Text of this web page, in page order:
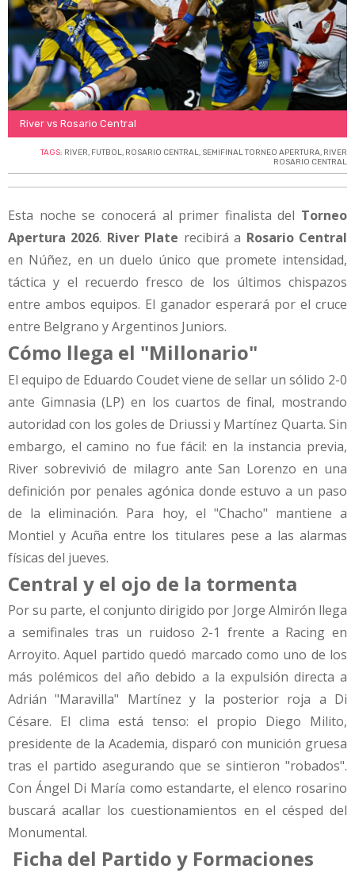
River vs Rosario Central
TAGS: RIVER, FUTBOL, ROSARIO CENTRAL, SEMIFINAL TORNEO APERTURA, RIVER
ROSARIO CENTRAL
Esta noche se conocerá al primer finalista del Torneo
Apertura 2026. River Plate recibirá a Rosario Central
en Núñez, en un duelo único que promete intensidad,
táctica y el recuerdo fresco de los últimos chispazos
entre ambos equipos. El ganador esperará por el cruce
entre Belgrano y Argentinos Juniors.
Cómo llega el "Millonario"
El equipo de Eduardo Coudet viene de sellar un sólido 2-0
ante Gimnasia (LP) en los cuartos de final, mostrando
autoridad con los goles de Driussi y Martínez Quarta. Sin
embargo, el camino no fue fácil: en la instancia previa,
River sobrevivió de milagro ante San Lorenzo en una
definición por penales agónica donde estuvo a un paso
de la eliminación. Para hoy, el "Chacho" mantiene a
Montiel y Acuña entre los titulares pese a las alarmas
físicas del jueves.
Central y el ojo de la tormenta
Por su parte, el conjunto dirigido por Jorge Almirón llega
a semifinales tras un ruidoso 2-1 frente a Racing en
Arroyito. Aquel partido quedó marcado como uno de los
más polémicos del año debido a la expulsión directa a
Adrián "Maravilla" Martínez y la posterior roja a Di
Césare. El clima está tenso: el propio Diego Milito,
presidente de la Academia, disparó con munición gruesa
tras el partido asegurando que se sintieron "robados".
Con Ángel Di María como estandarte, el elenco rosarino
buscará acallar los cuestionamientos en el césped del
Monumental.
Ficha del Partido y Formaciones